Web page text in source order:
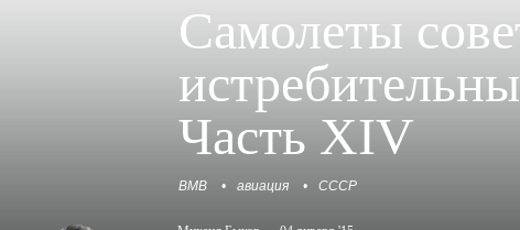
Самолеты
Часть XIV
ВМВ авиация СССР